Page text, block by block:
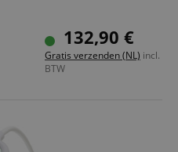
met tot 10m bereik
rookvloeistof132,90 €
Gratis verzenden (NL) incl.
BTW